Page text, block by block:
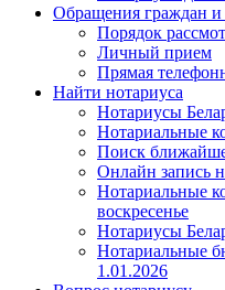
Обращения граждан
Порядок
Личный прием
Прямая
Найти нотариуса
Нотариусы
Нотариальные
Поиск
Онлайн запись
Нотариальные
воскресенье
Нотариусы
Нотариальные
1.01.2026